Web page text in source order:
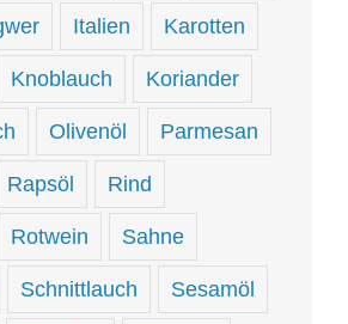
Italien Karotten
Knoblauch Koriander
Olivenöl Parmesan
Rapsöl Rind
Rotwein Sahne
Schnittlauch Sesamöl